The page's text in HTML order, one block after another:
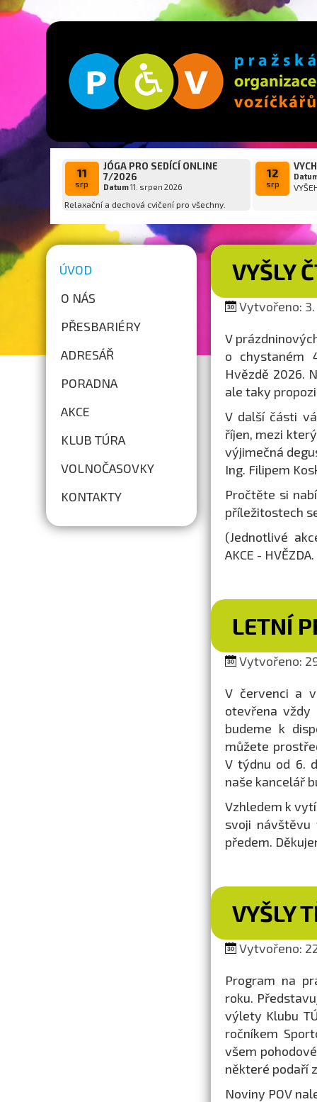
11
srp
JÓGA PRO SEDÍCÍ ONLINE
7/2026
Datum11. srpen 2026
Relaxační a dechová cvičení pro všechny.
12
srp
ÚVOD
O NÁS
PŘESBARIÉRY
ADRESÁŘ
PORADNA
AKCE
KLUB TÚRA
VOLNOČASOVKY
KONTAKTY
VYŠLY
Vytvořeno: 3.
V
o chystaném
Hvězdě 2026.
ale taky
V další části
říjen, mezi
výjimečná
Ing. Filipem
Pročtěte si
příležitostech
(Jednotlivé
AKCE -
LETNÍ
Vytvořeno:
V červenci a
otevřena
budeme k
můžete
V týdnu od 6.
naše kancelář
Vzhledem k
svoji návštěvu
předem.
VYŠLY
Vytvořeno:
Program na
roku.
výlety Klubu
ročníkem
všem
některé podaří
Noviny POV